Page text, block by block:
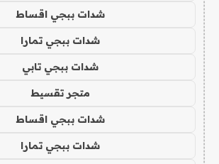
شدات ببجي اقساط
شدات ببجي تمارا
شدات ببجي تابي
متجر تقسيط
شدات ببجي اقساط
شدات ببجي تمارا